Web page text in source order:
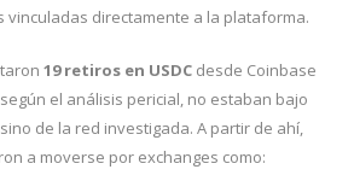
vinculadas directamente a la plataforma.
19 retiros en USDC desde Coinbase
el análisis pericial, no estaban bajo
de la red investigada. A partir de ahí,
a moverse por exchanges como: